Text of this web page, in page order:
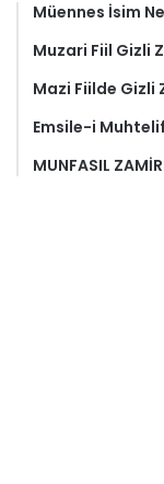
Müennes İsim
Muzari Fiil Gizli
Mazi Fiilde
Emsile-i
MUNFASIL